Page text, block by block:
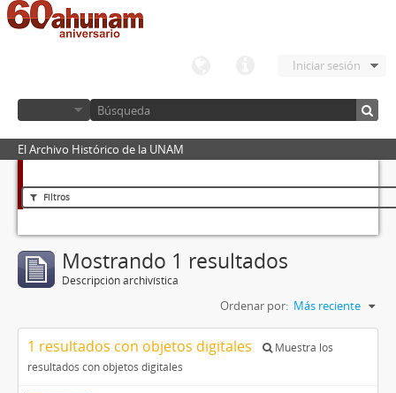
Iniciar sesión
El Archivo Histórico de la UNAM
Filtros
Mostrando 1 resultados
Descripción archivística
Ordenar por: Más reciente
1 resultados con objetos digitales
Muestra los
resultados con objetos digitales